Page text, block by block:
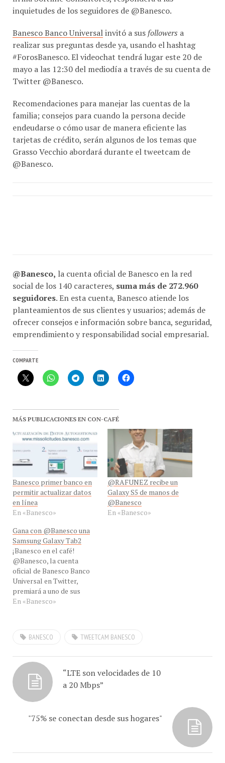
inquietudes de los seguidores de @Banesco.
realizar sus preguntas desde ya, usando el hashtag
#ForosBanesco. El videochat tendrá lugar este 20 de
mayo a las 12:30 del mediodía a través de su cuenta de
Twitter @Banesco.
familia; consejos para cuando la persona decide
endeudarse o cómo usar de manera eficiente las
tarjetas de crédito, serán algunos de los temas que
Grasso Vecchio abordará durante el tweetcam de
@Banesco.
social de los 140 caracteres, suma más de 272.960
seguidores. En esta cuenta, Banesco atiende los
planteamientos de sus clientes y usuarios; además de
ofrecer consejos e información sobre banca, seguridad,
emprendimiento y responsabilidad social empresarial.
COMPARTE
MÁS PUBLICACIONES EN CON-CAFÉ
Banesco primer banco en
permitir actualizar datos
en línea
En «Banesco»
@RAFUNEZ recibe un
Galaxy S5 de manos de
@Banesco
En «Banesco»
Samsung Galaxy Tab2
¡Banesco en el café!
@Banesco, la cuenta
oficial de Banesco Banco
Universal en Twitter,
premiará a uno de sus
seguidores en esta red
social con un Samsung
#SemanaSantaConBanesco.
de la entidad financiera que
completen un formulario
en la página en Facebook
de…
En «Banesco»
a 20 Mbps”